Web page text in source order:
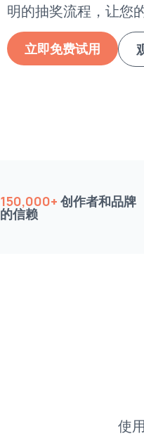
明的抽奖流程，让您
立即免费试用
150,000+ 创作者和品牌
的信赖
使